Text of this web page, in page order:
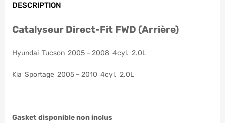
DESCRIPTION
Catalyseur Direct-Fit FWD (Arrière)
Hyundai Tucson 2005 – 2008 4cyl. 2.0L
Kia Sportage 2005 – 2010 4cyl. 2.0L
Gasket disponible non inclus